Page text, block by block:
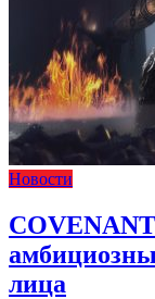
Новости
лица